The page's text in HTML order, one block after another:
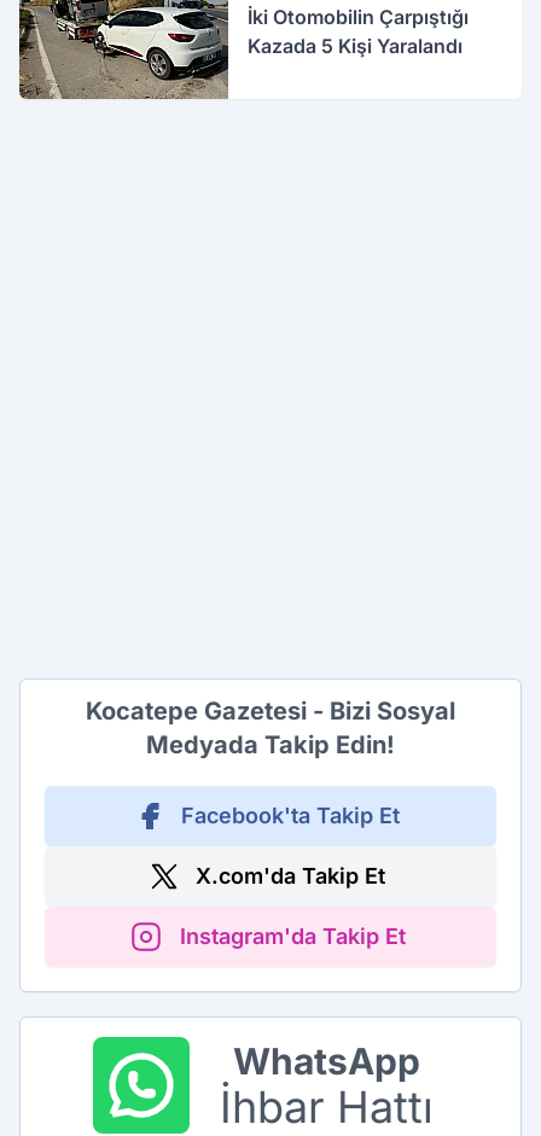
İki Otomobilin Çarpıştığı
Kazada 5 Kişi Yaralandı
Kocatepe Gazetesi - Bizi Sosyal
Medyada Takip Edin!
Facebook'ta Takip Et
X.com'da Takip Et
Instagram'da Takip Et
WhatsApp
İhbar Hattı